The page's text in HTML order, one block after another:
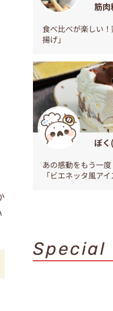
筋肉
食べ比べが楽しい
揚げ」
ぼ
あの感動をもう一
「ビエネッタ風アイ
Special